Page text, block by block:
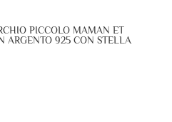
PICCOLO MAMAN ET
ARGENTO 925 CON STELLA